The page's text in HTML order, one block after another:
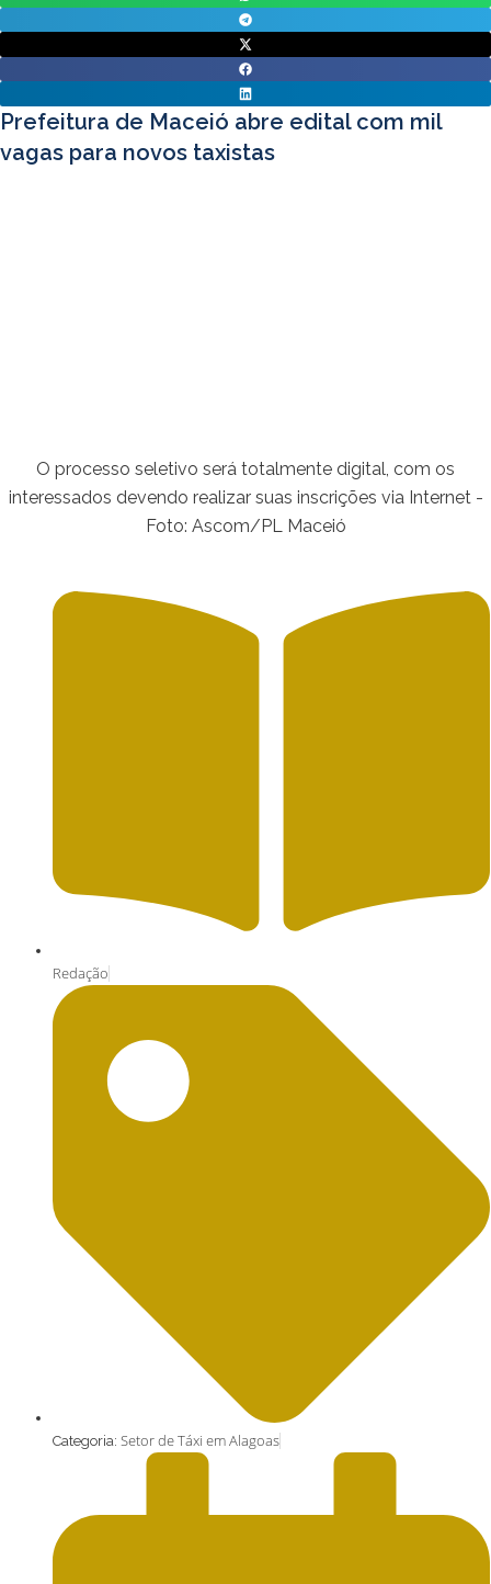
Prefeitura de Maceió abre edital com mil
vagas para novos taxistas
O processo seletivo será totalmente digital, com os
interessados devendo realizar suas inscrições via Internet -
Foto: Ascom/PL Maceió
Redação
Categoria: Setor de Táxi em Alagoas